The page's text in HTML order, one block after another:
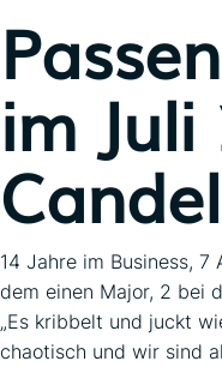
im
14 Jahre im Business,
dem einen Major, 2 bei
„Es kribbelt und juckt
chaotisch und wir sind